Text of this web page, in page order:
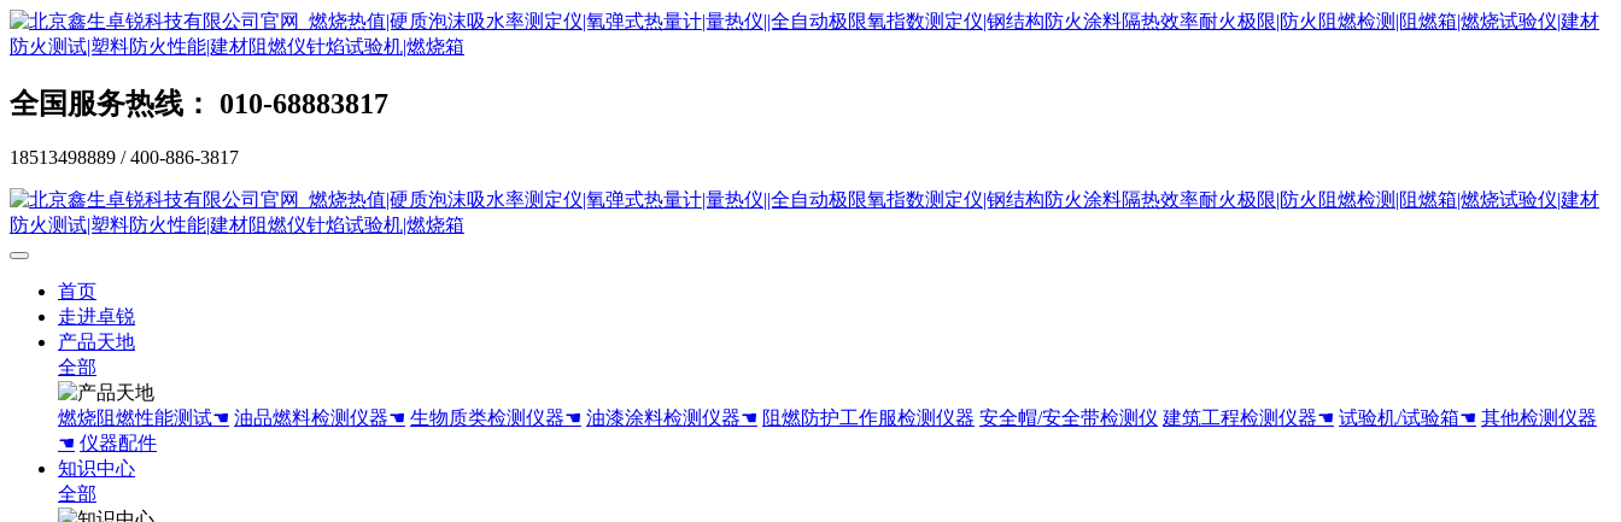
全国服务热线： 010-68883817
18513498889 / 400-886-3817
首页
走进卓锐
产品天地
全部
燃烧阻燃性能测试☚ 油品燃料检测仪器☚ 生物质类检测仪器☚ 油漆涂料检测仪器☚ 阻燃防护工作服检测仪器 安全帽/安全带检测仪 建筑工程检测仪器☚ 试验机/试验箱☚ 其他检测仪器
☚ 仪器配件
知识中心
全部